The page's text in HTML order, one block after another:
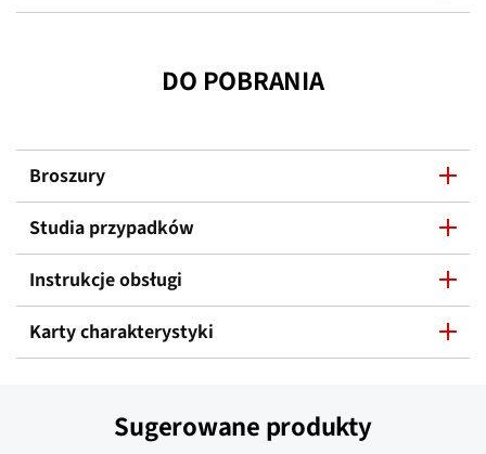
DO POBRANIA
Broszury
Studia przypadków
Instrukcje obsługi
Karty charakterystyki
Sugerowane produkty